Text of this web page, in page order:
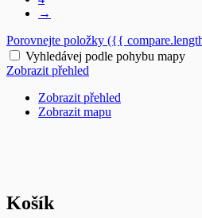
→
Porovnejte položky ({{
Vyhledávej podle pohybu mapy
Zobrazit přehled
Zobrazit přehled
Zobrazit mapu
Košík